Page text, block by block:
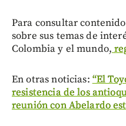
Para consultar
sobre sus temas de
Colombia y el mundo,
En otras noticias: “El
resistencia de los
reunión con Abelardo